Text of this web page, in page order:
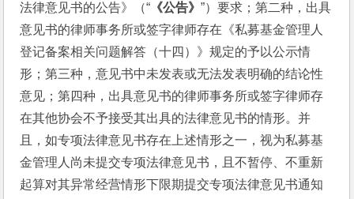
法律意见书的公告》（“ 《公告》”）要求；第二种，出具
意见书的律师事务所或签字律师存在《私募基金管理人
登记备案相关问题解答（十四）》规定的予以公示情
形；第三种，意见书中未发表或无法发表明确的结论性
意见；第四种，出具意见书的律师事务所或签字律师存
在其他协会不予接受其出具的法律意见书的情形。并
且，如专项法律意见书存在上述情形之一，视为私募基
金管理人尚未提交专项法律意见书，且不暂停、不重新
起算对其异常经营情形下限期提交专项法律意见书通知